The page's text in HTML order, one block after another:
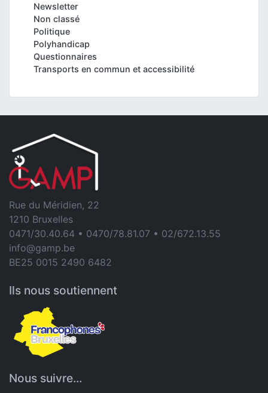
Newsletter
Non classé
Politique
Polyhandicap
Questionnaires
Transports en commun et accessibilité
Rue du Méridien, 22
1210 Bruxelles
0471/30.40.64 • 0470/78.81.07 • 02/672.13.55
info@gamp.be
BE25 0015 2490 6482
Ils nous soutiennent
Nous suivre...